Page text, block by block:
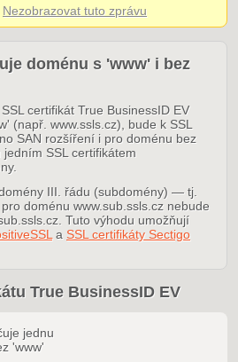
Nezobrazovat tuto zprávu
doménu s 'www' i bez
certifikát True BusinessID EV
(např. www.ssls.cz), bude k SSL
SAN rozšíření i pro doménu bez
SSL certifikátem
III. řádu (subdomény) — tj.
doménu www.sub.ssls.cz nebude
Tuto výhodu umožňují
a SSL certifikáty Sectigo
True BusinessID EV
jednu
'www'